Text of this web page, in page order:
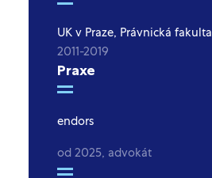
UK v Praze, Právnická fakulta
2011-2019
Praxe
endors
od 2025, advokát